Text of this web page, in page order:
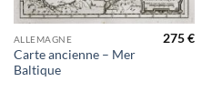
ALLEMAGNE
Carte ancienne – Mer
Baltique
275€